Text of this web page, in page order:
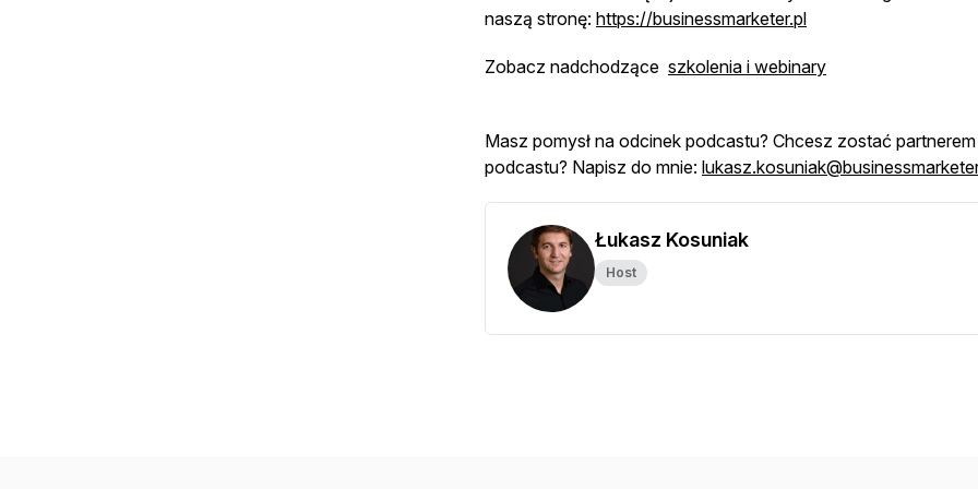
naszą stronę: https://businessmarketer.pl
Zobacz nadchodzące szkolenia i webinary
Masz pomysł na odcinek podcastu? Chcesz zostać partnerem
podcastu? Napisz do mnie:
Łukasz Kosuniak
Host